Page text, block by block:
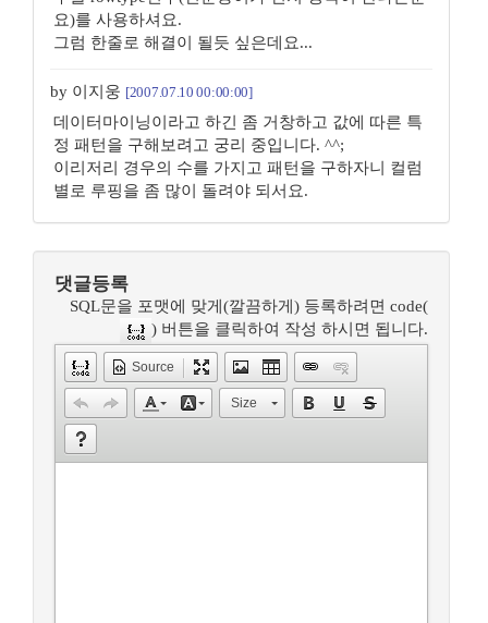
요)를 사용하셔요.
그럼 한줄로 해결이 될듯 싶은데요...
by 이지웅 [2007.07.10 00:00:00]
데이터마이닝이라고 하긴 좀 거창하고 값에 따른 특
정 패턴을 구해보려고 궁리 중입니다. ^^;
이리저리 경우의 수를 가지고 패턴을 구하자니 컬럼
별로 루핑을 좀 많이 돌려야 되서요.
댓글등록
SQL문을 포맷에 맞게(깔끔하게) 등록하려면 code(
) 버튼을 클릭하여 작성 하시면 됩니다.
Source
Size